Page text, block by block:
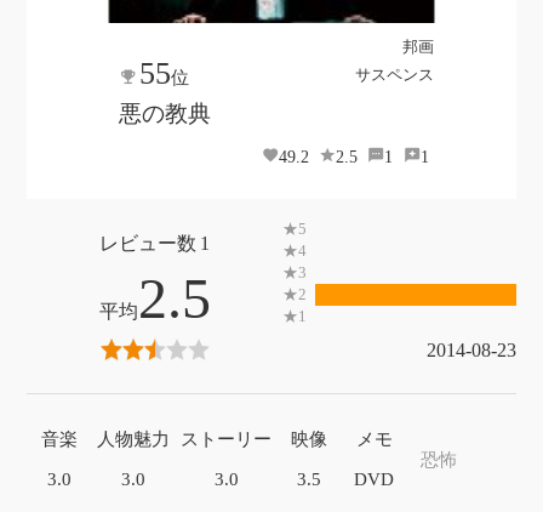
邦画
サスペンス
55位
悪の教典
49.2 2.5 1 1
1
2.5
2014-08-23
音楽
3.0
人物魅力
3.0
ストーリー
3.0
映像
3.5
メモ
DVD
恐怖